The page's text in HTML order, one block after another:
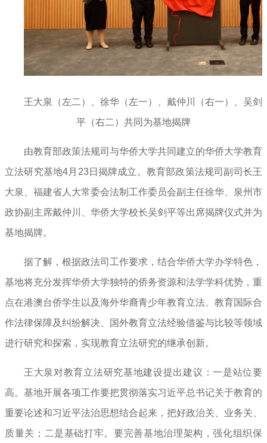
王大泉（左二）、徐华（左一）、戴仲川（右一）、吴剑
平（右二）共同为基地揭牌
由教育部政策法规司与华侨大学共同建立的华侨大学教育
立法研究基地4月23日揭牌成立。教育部政策法规司副司长王
大泉、福建省人大常委会法制工作委员会副主任徐华、泉州市
政协副主席戴仲川、华侨大学校长吴剑平等出席揭牌仪式并为
基地揭牌。
据了解，根据政法司工作要求，结合华侨大学办学特色，
基地将充分发挥华侨大学独特的侨务资源和法学学科优势，重
点在港澳台侨学生以及海外华裔青少年教育立法、教育国际合
作法律保障及纠纷解决、国外教育立法经验借鉴与比较等领域
进行研究和探索，实现教育立法研究的继承创新。
王大泉对教育立法研究基地建设提出建议：一是站位要
高。基地开展各项工作要把贯彻落实习近平总书记关于教育的
重要论述和习近平法治思想结合起来，把好政治关、业务关、
质量关；二是基础打牢。要完善基地治理架构，强化组织保